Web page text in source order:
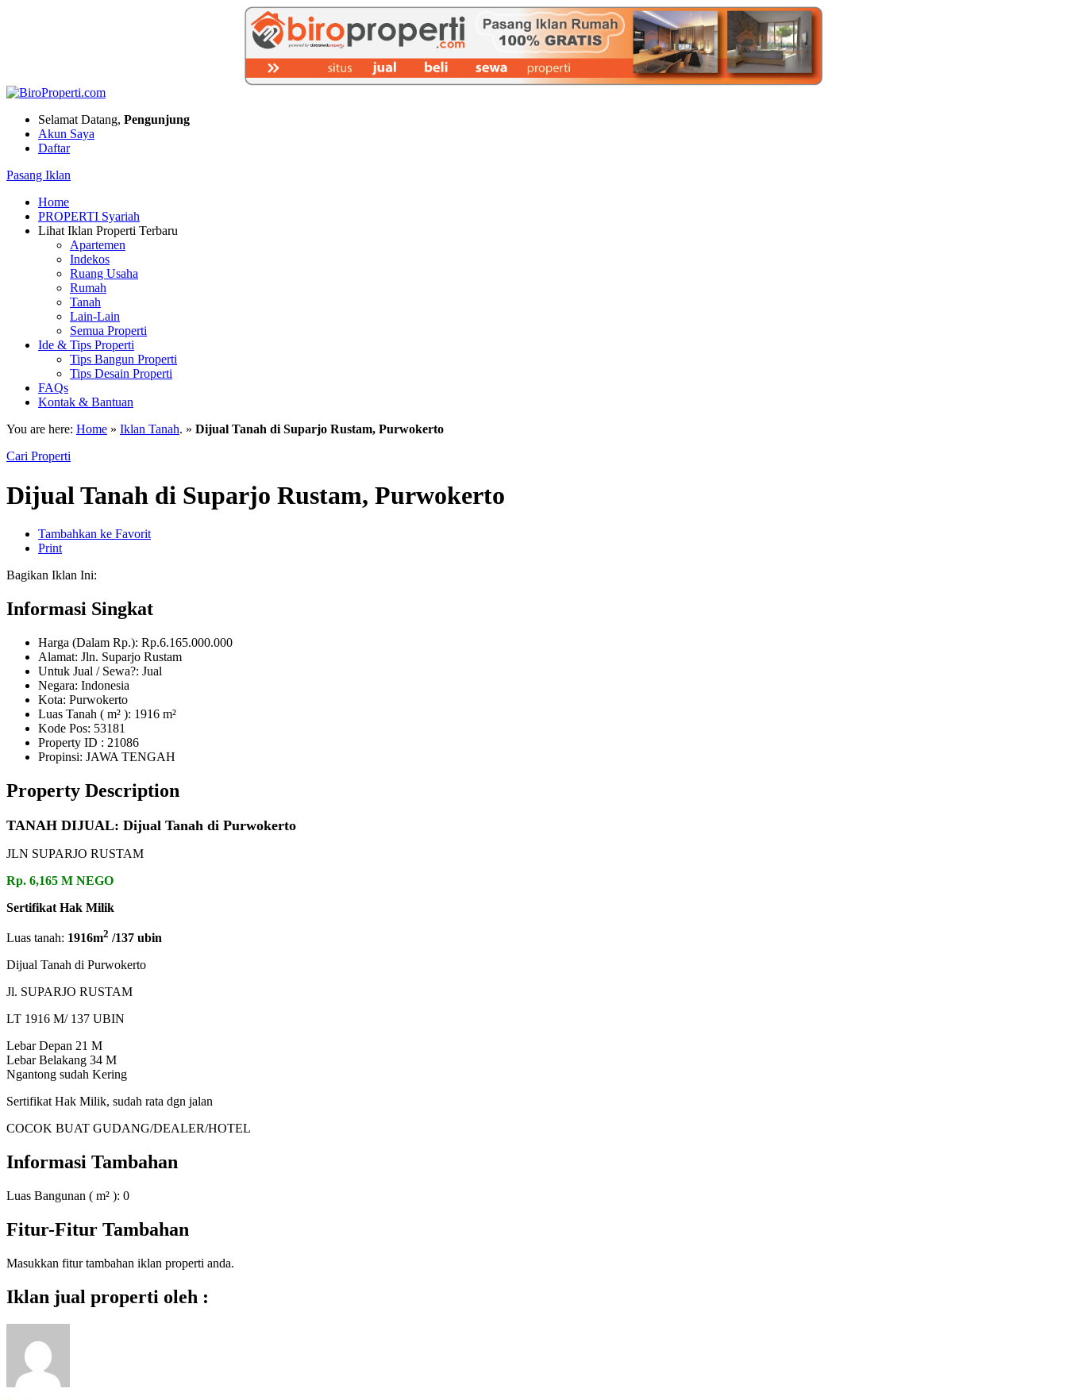
Selamat Datang, Pengunjung
Akun Saya
Daftar
Pasang Iklan
Home
PROPERTI Syariah
Lihat Iklan Properti Terbaru
Apartemen
Indekos
Ruang Usaha
Rumah
Tanah
Lain-Lain
Semua Properti
Ide & Tips Properti
Tips Bangun Properti
Tips Desain Properti
FAQs
Kontak & Bantuan
You are here: Home » Iklan Tanah. » Dijual Tanah di Suparjo Rustam, Purwokerto
Cari Properti
Dijual Tanah di Suparjo Rustam, Purwokerto
Tambahkan ke Favorit
Print
Bagikan Iklan Ini:
Informasi Singkat
Harga (Dalam Rp.): Rp.6.165.000.000
Alamat: Jln. Suparjo Rustam
Untuk Jual / Sewa?: Jual
Negara: Indonesia
Kota: Purwokerto
Luas Tanah ( m² ): 1916 m²
Kode Pos: 53181
Property ID : 21086
Propinsi: JAWA TENGAH
Property Description
TANAH DIJUAL: Dijual Tanah di Purwokerto
JLN SUPARJO RUSTAM
Rp. 6,165 M NEGO
Sertifikat Hak Milik
Luas tanah: 1916m2 /137 ubin
Dijual Tanah di Purwokerto
Jl. SUPARJO RUSTAM
LT 1916 M/ 137 UBIN
Lebar Depan 21 M
Lebar Belakang 34 M
Ngantong sudah Kering
Sertifikat Hak Milik, sudah rata dgn jalan
COCOK BUAT GUDANG/DEALER/HOTEL
Informasi Tambahan
Luas Bangunan ( m² ): 0
Fitur-Fitur Tambahan
Masukkan fitur tambahan iklan properti anda.
Iklan jual properti oleh :